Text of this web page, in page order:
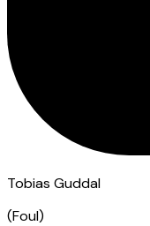
Tobias Guddal
(Foul)